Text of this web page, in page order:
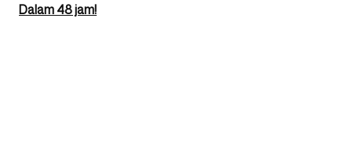
Dalam 48 jam!